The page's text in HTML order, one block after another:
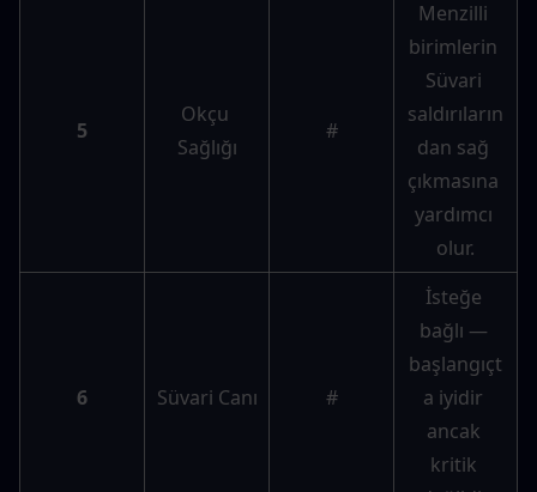
5
Okçu
Sağlığı
#
Menzilli
birimlerin
Süvari
saldırıların
dan sağ
çıkmasına
yardımcı
olur.
6 Süvari Canı #
İsteğe
bağlı —
başlangıçt
a iyidir
ancak
kritik